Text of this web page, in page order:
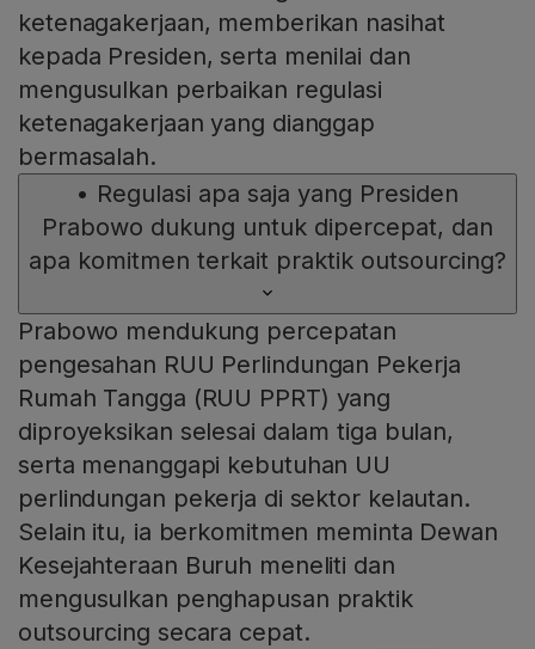
ketenagakerjaan, memberikan nasihat
kepada Presiden, serta menilai dan
mengusulkan perbaikan regulasi
ketenagakerjaan yang dianggap
bermasalah.
• Regulasi apa saja yang Presiden
Prabowo dukung untuk dipercepat, dan
apa komitmen terkait praktik outsourcing?
Prabowo mendukung percepatan
pengesahan RUU Perlindungan Pekerja
Rumah Tangga (RUU PPRT) yang
diproyeksikan selesai dalam tiga bulan,
serta menanggapi kebutuhan UU
perlindungan pekerja di sektor kelautan.
Selain itu, ia berkomitmen meminta Dewan
Kesejahteraan Buruh meneliti dan
mengusulkan penghapusan praktik
outsourcing secara cepat.